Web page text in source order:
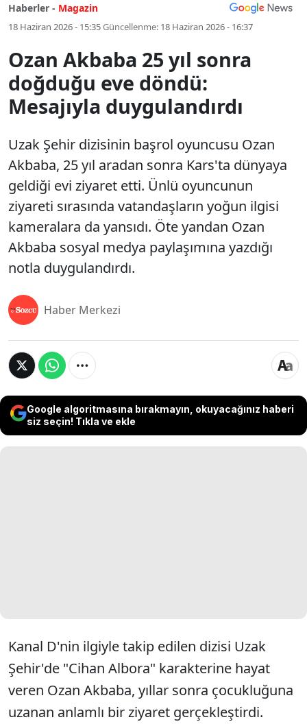
Haberler - Magazin
18 Haziran 2026 - 15:35Güncellenme: 18 Haziran 2026 - 16:37
Ozan Akbaba 25 yıl sonra
doğduğu eve döndü:
Mesajıyla duygulandırdı
Uzak Şehir dizisinin başrol oyuncusu Ozan
Akbaba, 25 yıl aradan sonra Kars'ta dünyaya
geldiği evi ziyaret etti. Ünlü oyuncunun
ziyareti sırasında vatandaşların yoğun ilgisi
kameralara da yansıdı. Öte yandan Ozan
Akbaba sosyal medya paylaşımına yazdığı
notla duygulandırdı.
Haber Merkezi
Google algoritmasına bırakmayın, okuyacağınız haberi
siz seçin! Tıkla ve ekle
Kanal D'nin ilgiyle takip edilen dizisi Uzak
Şehir'de "Cihan Albora" karakterine hayat
veren Ozan Akbaba, yıllar sonra çocukluğuna
uzanan anlamlı bir ziyaret gerçekleştirdi.